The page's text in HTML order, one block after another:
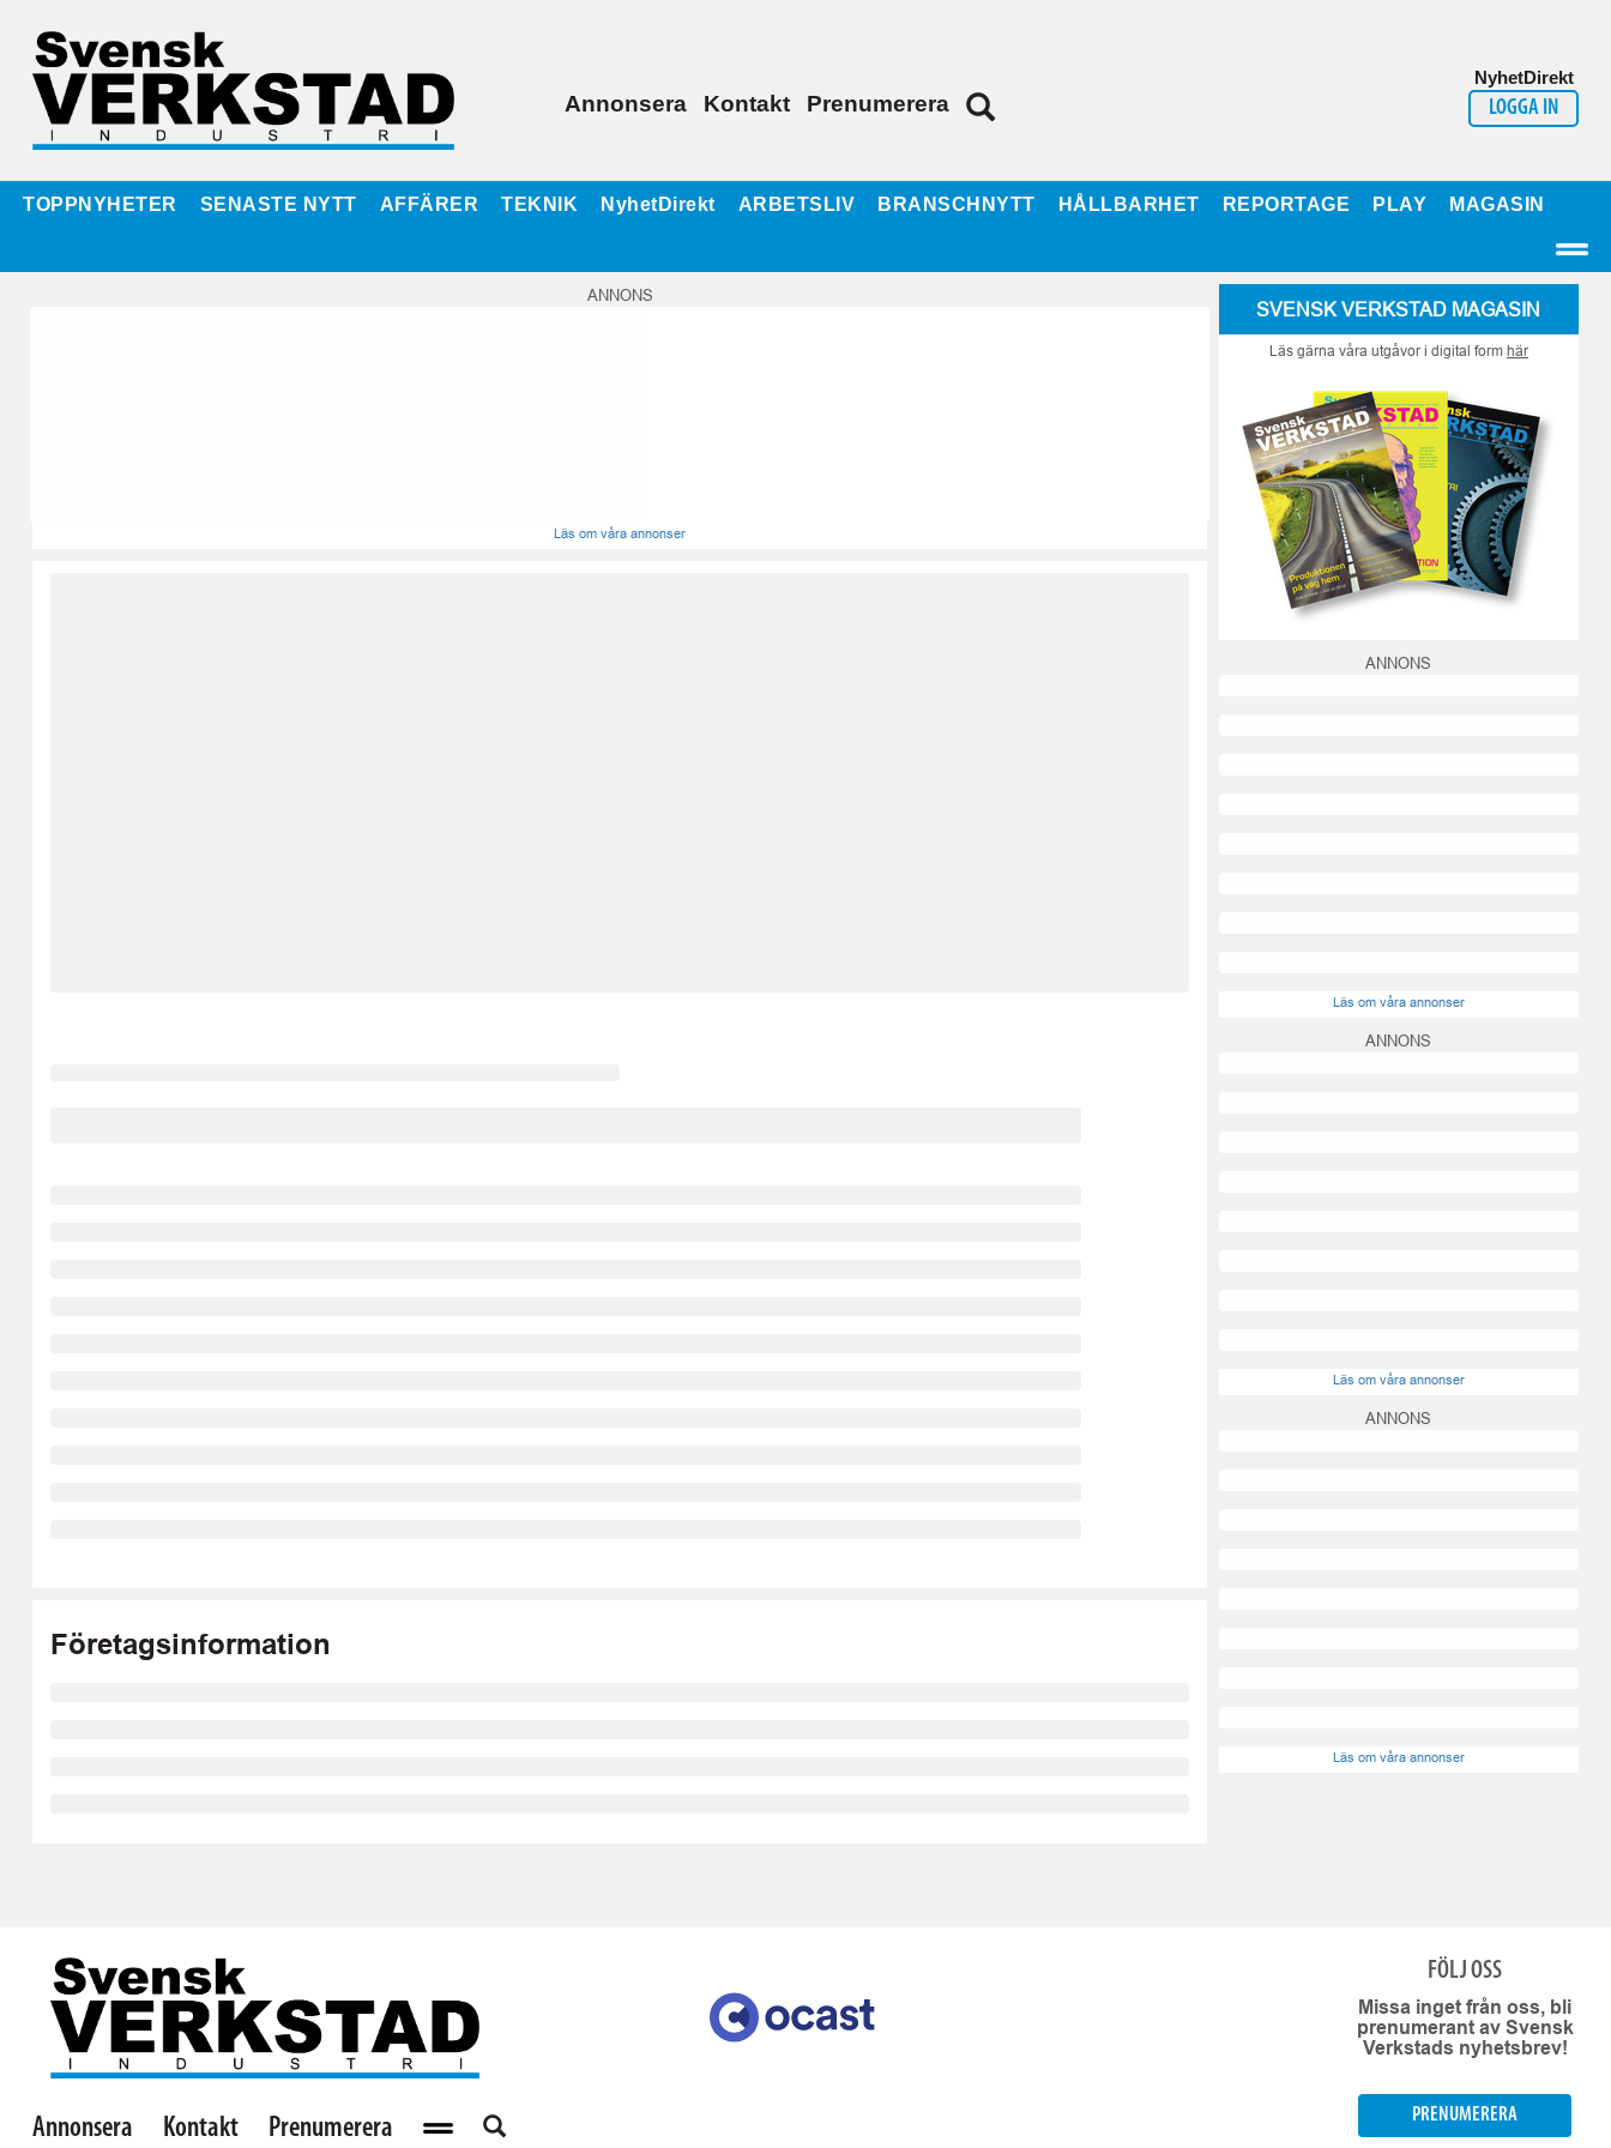
Annonsera Kontakt Prenumerera
NyhetDirekt
LOGGA IN
TOPPNYHETER SENASTE NYTT AFFÄRER TEKNIK NyhetDirekt ARBETSLIV BRANSCHNYTT HÅLLBARHET REPORTAGE PLAY MAGASIN
ANNONS
Läs om våra annonser
Företagsinformation
SVENSK VERKSTAD MAGASIN
Läs gärna våra utgåvor i digital form här
ANNONS
Läs om våra annonser
ANNONS
Läs om våra annonser
ANNONS
Läs om våra annonser
Annonsera Kontakt Prenumerera
FÖLJ OSS
Missa inget från oss, bli
prenumerant av Svensk
Verkstads nyhetsbrev!
PRENUMERERA